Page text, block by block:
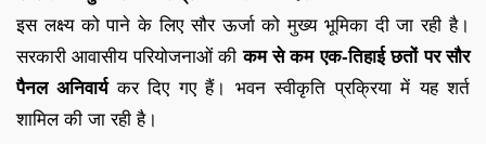
इस लक्ष्य को पाने के लिए सौर ऊर्जा को मुख्य भूमिका दी जा रही है।
सरकारी आवासीय परियोजनाओं कीकम से कम एक-तिहाई छतों पर सौर
पैनल अनिवार्यकर दिए गए हैं। भवन स्वीकृति प्रक्रिया में यह शर्त
शामिल की जा रही है।